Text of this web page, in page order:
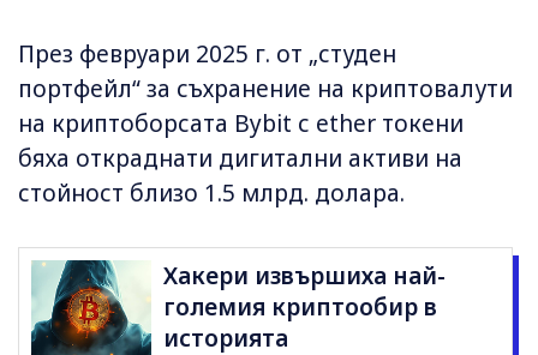
През февруари 2025 г. от „студен
портфейл“ за съхранение на криптовалути
на криптоборсата Bybit с ether токени
бяха откраднати дигитални активи на
стойност близо 1.5 млрд. долара.
Хакери извършиха най-
големия криптообир в
историята